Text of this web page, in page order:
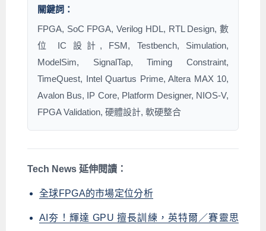
關鍵詞：
FPGA, SoC FPGA, Verilog HDL, RTL Design, 數
位 IC 設計, FSM, Testbench, Simulation,
ModelSim, SignalTap, Timing Constraint,
TimeQuest, Intel Quartus Prime, Altera MAX 10,
Avalon Bus, IP Core, Platform Designer, NIOS-V,
FPGA Validation, 硬體設計, 軟硬整合
Tech News 延伸閱讀：
全球FPGA的市場定位分析
AI夯！輝達 GPU 擅長訓練，英特爾／賽靈思